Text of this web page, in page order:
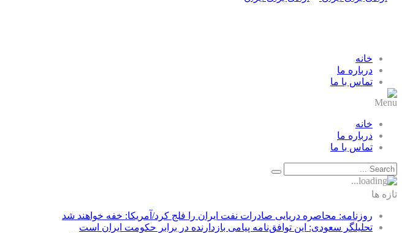
خانه
درباره ما
تماس با ما
Menu
خانه
درباره ما
تماس با ما
تازه ها
روزنامه: محاصره دریایی صادرات نفت ایران را فلج کرد/آمریکا: خفه خواهند شد
تحلیلگر سعودی: این توافق‌نامه پیامی بازدارنده در برابر حکومت ایران است